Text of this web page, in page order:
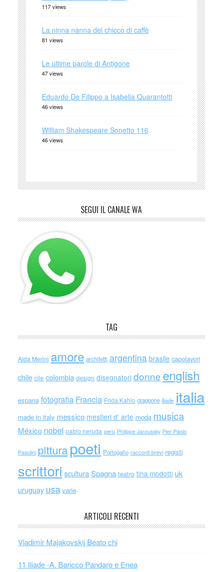
117 views
La ninna nanna del chicco di caffè
81 views
Le ultime parole di Antigone
47 views
Eduardo De Filippo a Isabella Quarantotti
46 views
William Shakespeare Sonetto 116
46 views
SEGUI IL CANALE WA
TAG
Alda Merini amore architetti argentina brasile capolavori
chile cile colombia design disegnatori donne english
espana fotografia Francia Frida Kahlo giappone iliade italia
made in italy messico mestieri d' arte moda musica
México nobel pablo neruda perù Philippe Jaroussky Pier Paolo
Pasolini pitturapoeti Portogallo racconti brevi registi
scrittori scultura Spagna teatro tina modotti uk
uruguay usa varie
ARTICOLI RECENTI
Vladimir Majakovskij Beato chi
11 Iliade -A. Baricco Pandaro e Enea